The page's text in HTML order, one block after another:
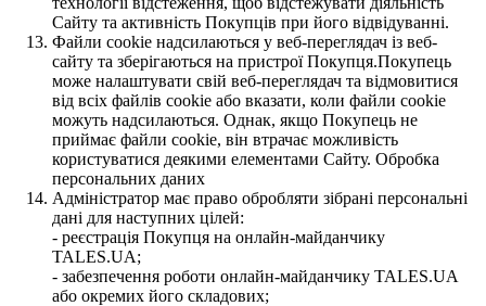
Сайту та активність Покупців при його відвідуванні.
Файли cookie надсилаються у веб-переглядач із веб-
сайту та зберігаються на пристрої Покупця.Покупець
може налаштувати свій веб-переглядач та відмовитися
від всіх файлів cookie або вказати, коли файли cookie
можуть надсилаються. Однак, якщо Покупець не
приймає файли cookie, він втрачає можливість
користуватися деякими елементами Сайту. Обробка
персональних даних
Адміністратор має право обробляти зібрані персональні
дані для наступних цілей:
- реєстрація Покупця на онлайн-майданчику
TALES.UA;
- забезпечення роботи онлайн-майданчику TALES.UA
або окремих його складових;